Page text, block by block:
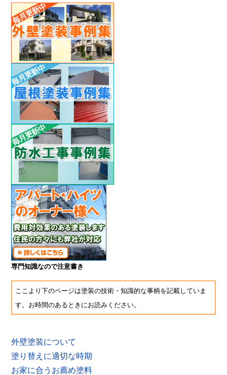
専門知識なので注意書き
ここより下のページは塗装の技術・知識的な事柄を記載していま
す。お時間のあるときにお読みください。
外壁塗装について
塗り替えに適切な時期
お家に合うお薦め塗料